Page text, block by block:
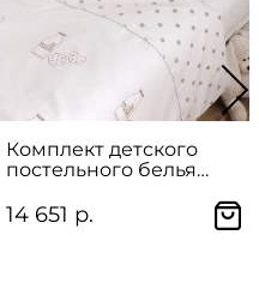
р.
Комплект детского
постельного белья
14 651 р.